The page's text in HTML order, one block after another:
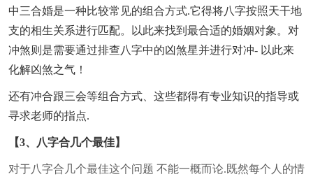
中三合婚是一种比较常见的组合方式.它得将八字按照天干地
支的相生关系进行匹配。以此来找到最合适的婚姻对象。对
冲煞则是需要通过排查八字中的凶煞星并进行对冲- 以此来
化解凶煞之气！
还有冲合跟三会等组合方式、这些都得有专业知识的指导或
寻求老师的指点.
【3、八字合几个最佳】
对于八字合几个最佳这个问题 不能一概而论.既然每个人的情